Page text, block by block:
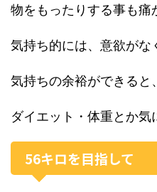
物をもったりする事も痛
気持ち的には、意欲がな
気持ちの余裕ができると、
ダイエット・体重とか気
56キロを目指して